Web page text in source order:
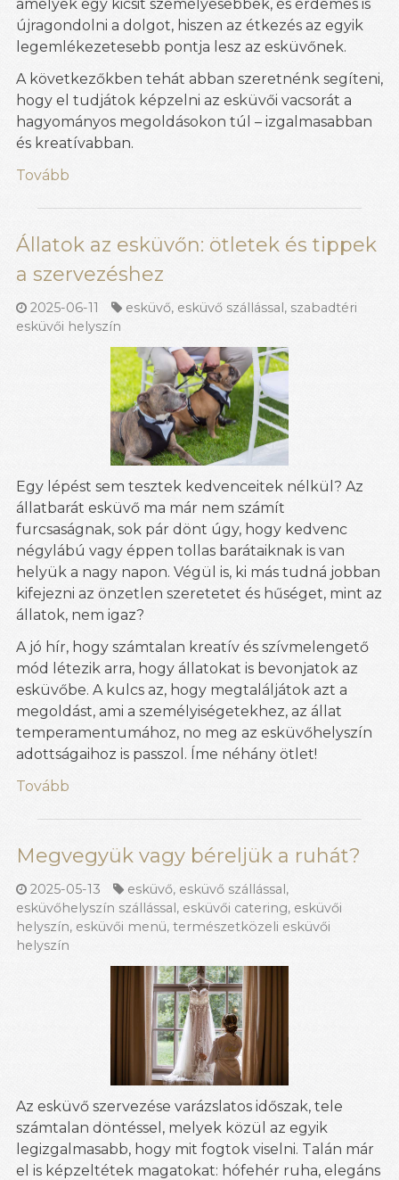
amelyek egy kicsit személyesebbek, és érdemes is
újragondolni a dolgot, hiszen az étkezés az egyik
legemlékezetesebb pontja lesz az esküvőnek.
A következőkben tehát abban szeretnénk segíteni,
hogy el tudjátok képzelni az esküvői vacsorát a
hagyományos megoldásokon túl – izgalmasabban
és kreatívabban.
Tovább
Állatok az esküvőn: ötletek és tippek
a szervezéshez
2025-06-11 esküvő, esküvő szállással, szabadtéri
esküvői helyszín
Egy lépést sem tesztek kedvenceitek nélkül? Az
állatbarát esküvő ma már nem számít
furcsaságnak, sok pár dönt úgy, hogy kedvenc
négylábú vagy éppen tollas barátaiknak is van
helyük a nagy napon. Végül is, ki más tudná jobban
kifejezni az önzetlen szeretetet és hűséget, mint az
állatok, nem igaz?
A jó hír, hogy számtalan kreatív és szívmelengető
mód létezik arra, hogy állatokat is bevonjatok az
esküvőbe. A kulcs az, hogy megtaláljátok azt a
megoldást, ami a személyiségetekhez, az állat
temperamentumához, no meg az esküvőhelyszín
adottságaihoz is passzol. Íme néhány ötlet!
Tovább
Megvegyük vagy béreljük a ruhát?
2025-05-13 esküvő, esküvő szállással,
esküvőhelyszín szállással, esküvői catering, esküvői
helyszín, esküvői menü, természetközeli esküvői
helyszín
Az esküvő szervezése varázslatos időszak, tele
számtalan döntéssel, melyek közül az egyik
legizgalmasabb, hogy mit fogtok viselni. Talán már
el is képzeltétek magatokat: hófehér ruha, elegáns